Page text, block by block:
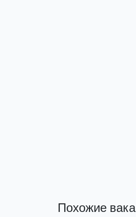
Похожие